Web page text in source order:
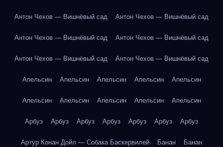
Антон Чехов — Вишнёвый сад Антон Чехов — Вишнёвый сад
Антон Чехов — Вишнёвый сад Антон Чехов — Вишнёвый сад
Антон Чехов — Вишнёвый сад Антон Чехов — Вишнёвый сад
Апельсин Апельсин Апельсин Апельсин Апельсин
Апельсин Апельсин Апельсин Апельсин Апельсин
Арбуз Арбуз Арбуз Арбуз Арбуз Арбуз Арбуз
Артур Конан Дойл — Собака Баскервилей Банан Банан